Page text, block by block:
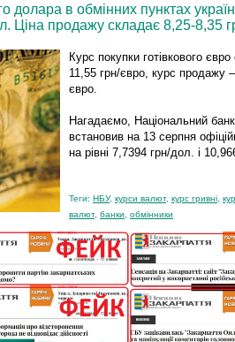
долара в обмінних пунктах
Ціна продажу складає 8,25-8,35
Курс покупки готівкового
11,55 грн/євро, курс продажу
євро.
Нагадаємо, Національний
встановив на 13 серпня
на рівні 7,7394 грн/дол. і
Теги: НБУ, курси валют, курс гривні
валют, банки обмінники